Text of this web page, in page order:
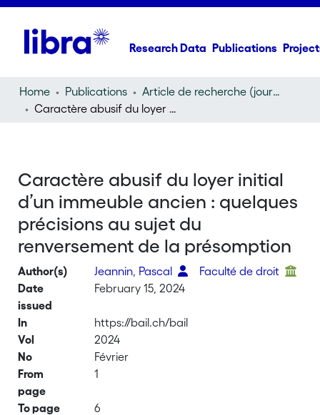
Research Data Publications
Home Publications
Article de recherche (journal article)
Caractère abusif du loyer initial d’un immeuble ancien : quelques précisions au sujet du renversement de la présomption
Caractère abusif du loyer initial
d’un immeuble ancien : quelques
précisions au sujet du
renversement de la présomption
Author(s) Jeannin, Pascal
Faculté de droit
Date
issued
February 15, 2024
In
https://bail.ch/bail
Vol
2024
No
Février
From
page
1
To page
6